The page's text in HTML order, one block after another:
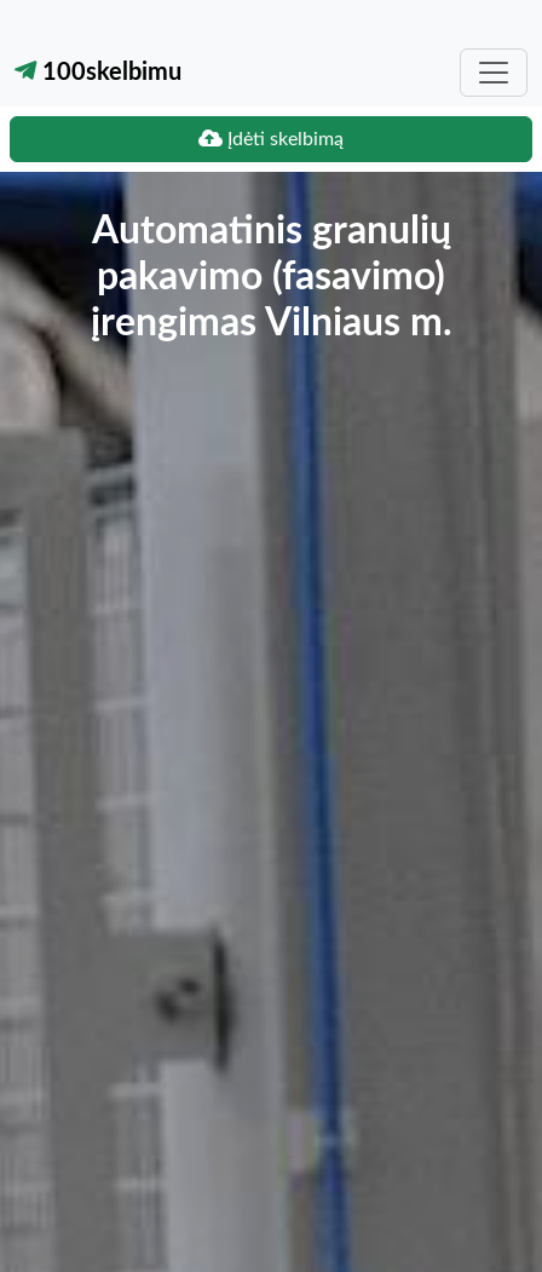
100skelbimu
Įdėti skelbimą
Automatinis granulių
pakavimo (fasavimo)
įrengimas Vilniaus m.